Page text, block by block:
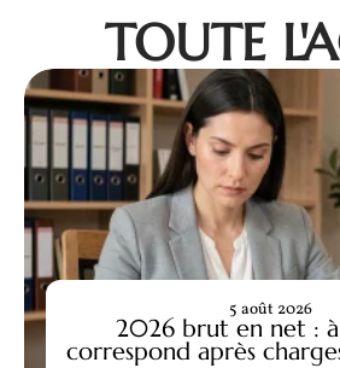
TOUTE
2026 brut en net :
correspond après
5 août 2026